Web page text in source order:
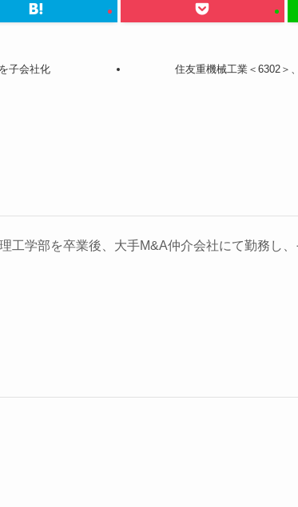
子会社化 住友重機械工業＜6302＞
工学部を卒業後、大手M&A仲介会社にて勤務し